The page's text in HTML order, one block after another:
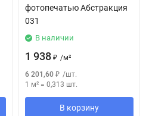
фотопечатью Абстракция
031
В наличии
1 938 ₽ /м²
6 201,60 ₽ /шт.
1 м² = 0,313 шт.
В корзину